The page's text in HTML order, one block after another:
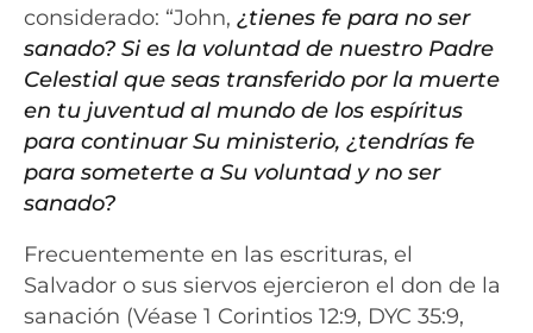
considerado: “John, ¿tienes fe para no ser
sanado? Si es la voluntad de nuestro Padre
Celestial que seas transferido por la muerte
en tu juventud al mundo de los espíritus
para continuar Su ministerio, ¿tendrías fe
para someterte a Su voluntad y no ser
sanado?
Frecuentemente en las escrituras, el
Salvador o sus siervos ejercieron el don de la
sanación (Véase 1 Corintios 12:9, DYC 35:9,